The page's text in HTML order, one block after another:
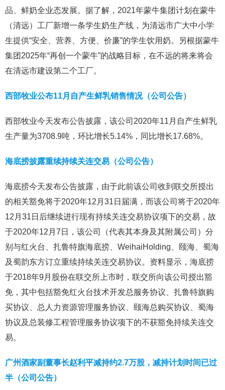
品、鲜奶全业态发展。据了解，2021年蒙牛集团计划在蒙牛
（清远）工厂新增一条学生奶生产线，为清远市广大中小学
生提供“安全、营养、方便、价廉”的学生饮用奶。另根据蒙牛
集团2025年“再创一个蒙牛”的战略目标，在不远的将来将会
在清远市建设第二个工厂。
西部牧业公布11月自产生鲜乳销售情况（公司公告）
西部牧业今天发布公告披露，该公司2020年11月自产生鲜乳
生产量为3708.9吨，环比增长5.14%，同比增长17.68%。
海底捞披露重续持续关连交易（公司公告）
海底捞今天发布公告披露，由于此前该公司收到联交所授出
的相关豁免将于2020年12月31日届满，而该公司将于2020年
12月31日后继续进行现有持续关连交易协议项下的交易，故
于2020年12月7日，该公司（代表其本身及其附属公司）分
别与红火台、扎鲁特旗海底捞、WeihaiHolding、颐海、蜀海
及蜀韵东方订立重续持续关连交易协议。资料显示，海底捞
于2018年9月股份在联交所上市时，联交所向该公司授出豁
免，其中包括豁免红火台技术开发总服务协议、扎鲁特旗购
买协议、总人力资源管理服务协议、颐海总购买协议、蜀海
协议及总装修工程管理服务协议项下的不获豁免持续关连交
易。
广州酒家副董事长赵利平减持约2.7万股，减持计划时间已过
半（公司公告）